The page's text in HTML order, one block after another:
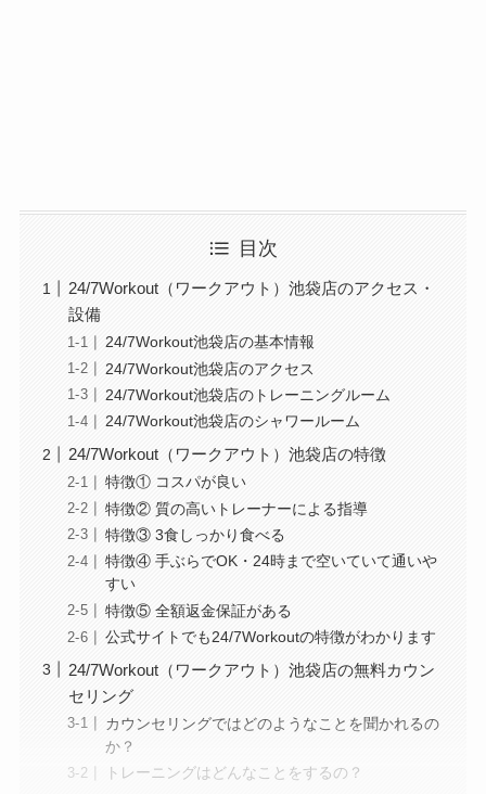
目次
24/7Workout（ワークアウト）池袋店のアクセス・
設備
24/7Workout池袋店の基本情報
24/7Workout池袋店のアクセス
24/7Workout池袋店のトレーニングルーム
24/7Workout池袋店のシャワールーム
24/7Workout（ワークアウト）池袋店の特徴
特徴① コスパが良い
特徴② 質の高いトレーナーによる指導
特徴③ 3食しっかり食べる
特徴④ 手ぶらでOK・24時まで空いていて通いや
すい
特徴⑤ 全額返金保証がある
公式サイトでも24/7Workoutの特徴がわかります
24/7Workout（ワークアウト）池袋店の無料カウン
セリング
カウンセリングではどのようなことを聞かれるの
か？
トレーニングはどんなことをするの？